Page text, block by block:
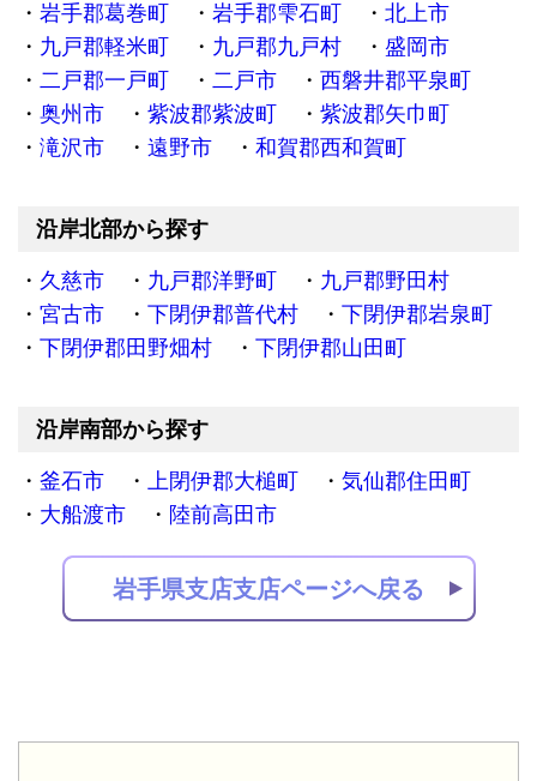
岩手郡葛巻町
岩手郡雫石町
北上市
九戸郡軽米町
九戸郡九戸村
盛岡市
二戸郡一戸町
二戸市
西磐井郡平泉町
奥州市
紫波郡紫波町
紫波郡矢巾町
滝沢市
遠野市 和賀郡西和賀町
沿岸北部から探す
久慈市 九戸郡洋野町
九戸郡野田村
宮古市
下閉伊郡普代村
下閉伊郡岩泉町
下閉伊郡田野畑村
下閉伊郡山田町
沿岸南部から探す
釜石市 上閉伊郡大槌町
気仙郡住田町
大船渡市
陸前高田市
岩手県支店支店ページへ戻る